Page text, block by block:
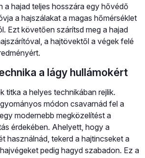
a hajad teljes hosszára egy hővédő
a hajszálakat a magas hőmérséklet
Ezt követően szárítsd meg a hajad
a hajtövektől a végek felé
a lágy hullámokért
titka a helyes technikában rejlik.
módon csavarnád fel a
modernebb megközelítést a
érdekében. Ahelyett, hogy a
használnád, tekerd a hajtincseket a
pedig hagyd szabadon. Ez a